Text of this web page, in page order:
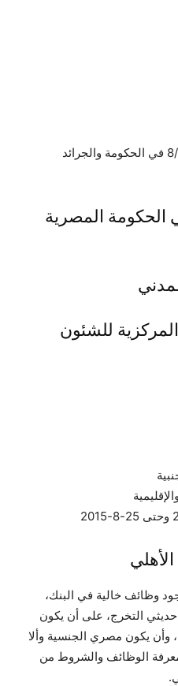
الوظائف الخالية اليوم الاربعاء 8/19 في الحكومة والجرائد
الحكومة المصرية
للشئون
وظائف خالية في البنك،
حديثي التخرج، على أن يكون
لا يزيد عمره عن 28 سنة، وأن يكون مصري الجنسية وألا
الوظائف والشروط من